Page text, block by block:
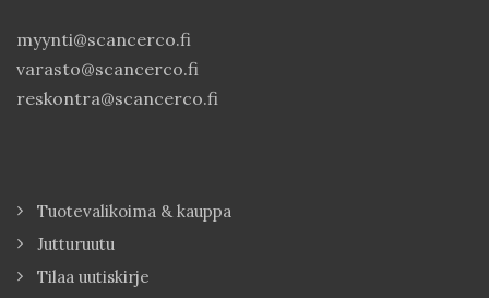
myynti@scancerco.fi
varasto@scancerco.fi
reskontra@scancerco.fi
Tuotevalikoima & kauppa
Jutturuutu
Tilaa uutiskirje